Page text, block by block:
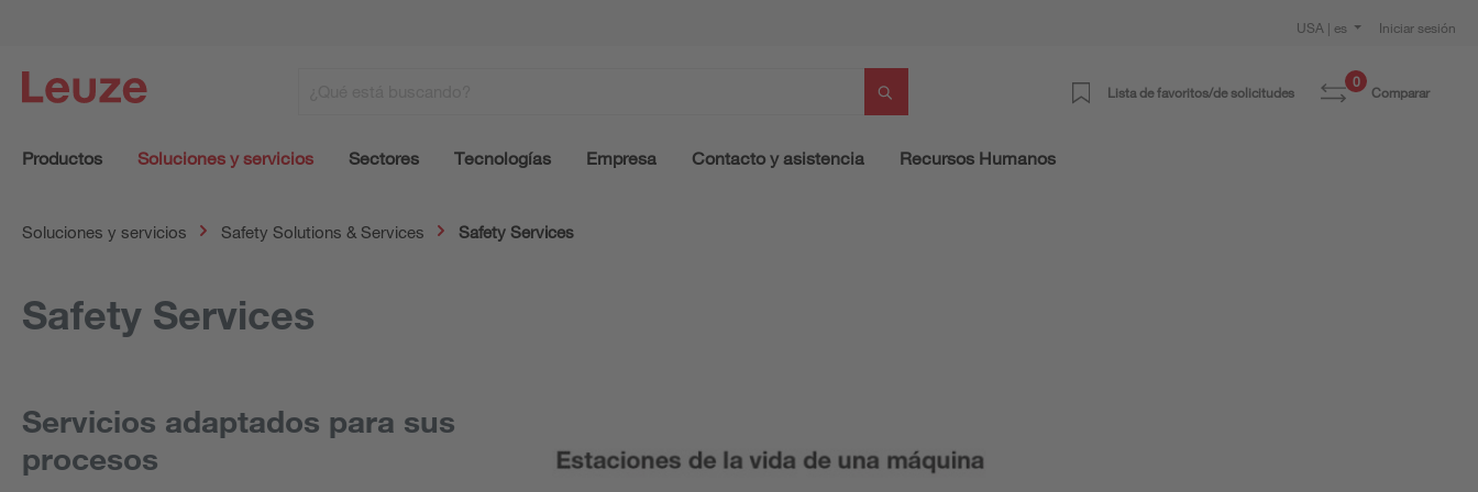
USA | es Iniciar sesión
Lista de favoritos/de solicitudes
0
Comparar
Productos Soluciones y servicios Sectores Tecnologías Empresa Contacto y asistencia Recursos Humanos
Soluciones y servicios Safety Solutions & Services Safety Services
Safety Services
Servicios adaptados para sus
procesos